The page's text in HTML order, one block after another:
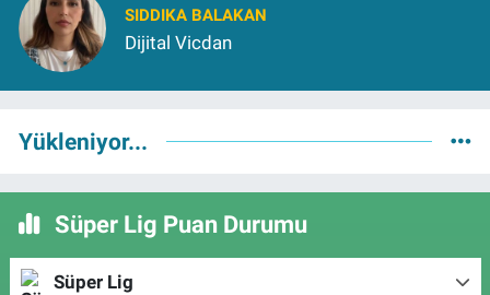
SIDDIKA BALAKAN
Dijital Vicdan
Yükleniyor...
Süper Lig Puan Durumu
Süper Lig